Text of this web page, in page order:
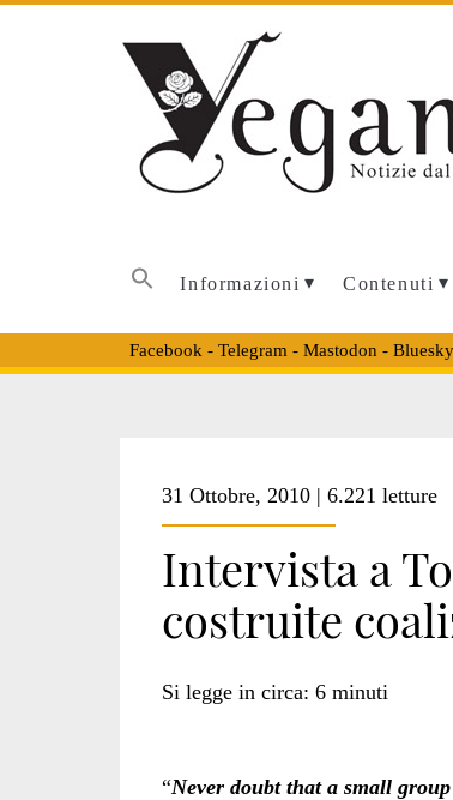
Informazioni Contenuti
Facebook - Telegram - Mastodon - Bluesky
<span>tom
regan
31 Ottobre, 2010 | 6.221 letture
Intervista a
costruite
Si legge in circa: 6 minuti
“Never doubt that a small